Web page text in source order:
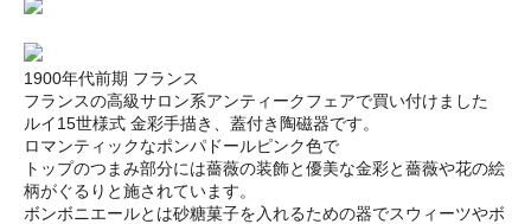
1900年代前期 フランス
フランスの高級サロン系アンティークフェアで買い付けました
ルイ15世様式 金彩手描き、蓋付き陶磁器です。
ロマンティックなポンパドールピンク色で
トップのつまみ部分には薔薇の装飾と優美な金彩と薔薇や花の絵
柄がぐるりと施されています。
ボンボニエールとは砂糖菓子を入れるための器でスウィーツやボ